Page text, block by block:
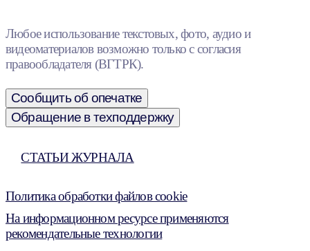
Любое использование текстовых, фото, аудио и
видеоматериалов возможно только с согласия
правообладателя (ВГТРК).
Сообщить об опечатке
Обращение в техподдержку
СТАТЬИ ЖУРНАЛА
Политика обработки файлов cookie
На информационном ресурсе применяются
рекомендательные технологии